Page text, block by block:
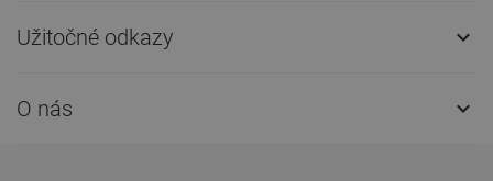
Užitočné odkazy 
O nás 